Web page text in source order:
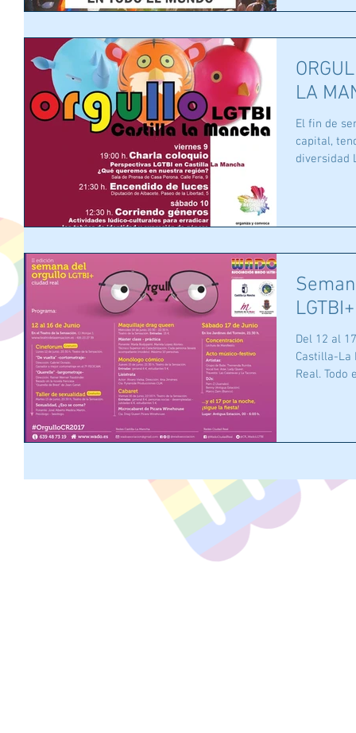
LA
El fin de
capital,
diversidad
Del 12 al
Castilla-La
Real. Todo